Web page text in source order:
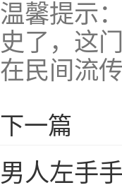
温馨提示
史了，这
在民间流
下一篇
男人左手